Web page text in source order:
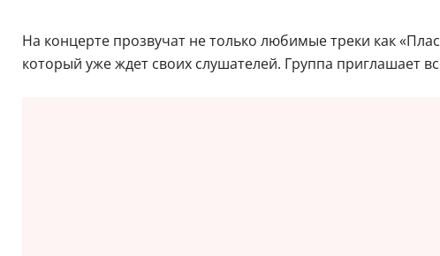
На концерте прозвучат не только любимые треки как
который уже ждет своих слушателей. Группа приглашает